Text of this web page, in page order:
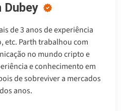
Dubey
de 3 anos de experiência
etc. Parth trabalhou com
no mundo cripto e
e conhecimento em
de sobreviver a mercados
anos.